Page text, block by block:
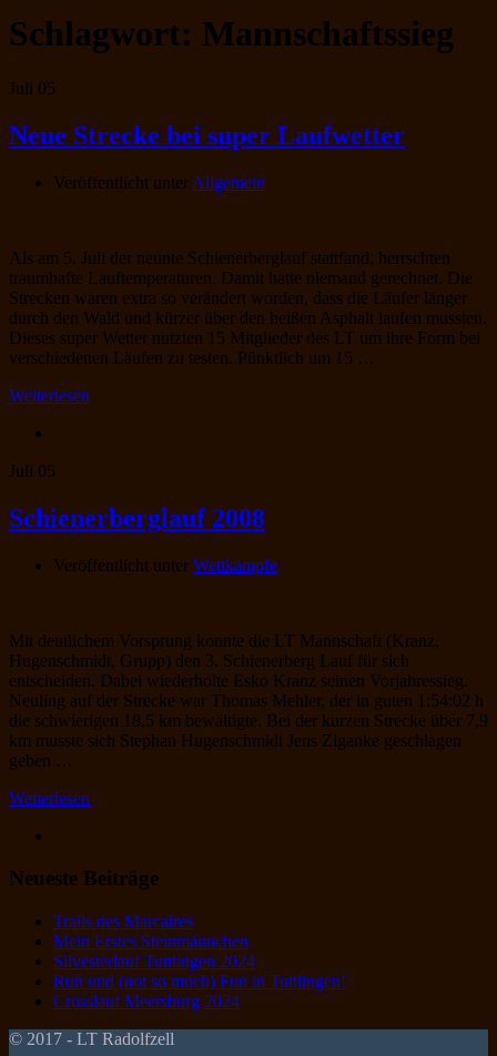
Schlagwort: Mannschaftssieg
Juli 05
Neue Strecke bei super Laufwetter
Veröffentlicht unter Allgemein
Als am 5. Juli der neunte Schienerberglauf stattfand, herrschten
traumhafte Lauftemperaturen. Damit hatte niemand gerechnet. Die
Strecken waren extra so verändert worden, dass die Läufer länger
durch den Wald und kürzer über den heißen Asphalt laufen mussten.
Dieses super Wetter nutzten 15 Mitglieder des LT um ihre Form bei
verschiedenen Läufen zu testen. Pünktlich um 15 …
Weiterlesen
Juli 05
Schienerberglauf 2008
Veröffentlicht unter Wettkämpfe
Mit deutlichem Vorsprung konnte die LT Mannschaft (Kranz,
Hugenschmidt, Grupp) den 3. Schienerberg Lauf für sich
entscheiden. Dabei wiederholte Esko Kranz seinen Vorjahressieg.
Neuling auf der Strecke war Thomas Mehler, der in guten 1:54:02 h
die schwierigen 18,5 km bewältigte. Bei der kurzen Strecke über 7,9
km musste sich Stephan Hugenschmidt Jens Ziganke geschlagen
geben …
Weiterlesen
Neueste Beiträge
Trails des Marcaires
Mein Erstes Steinmännchen
Silvesterlauf Tuttlingen 2024
Run und (not so much) Fun in Tuttlingen!
Crosslauf Meersburg 2024
© 2017 - LT Radolfzell